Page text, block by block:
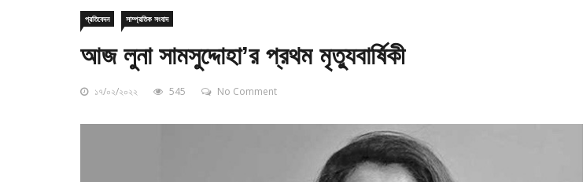
প্রতিবেদন সাম্প্রতিক সংবাদ
আজ লুনা সামসুদ্দোহা’র প্রথম মৃত্যুবার্ষিকী
১৭/০২/২০২২ 545 No Comment